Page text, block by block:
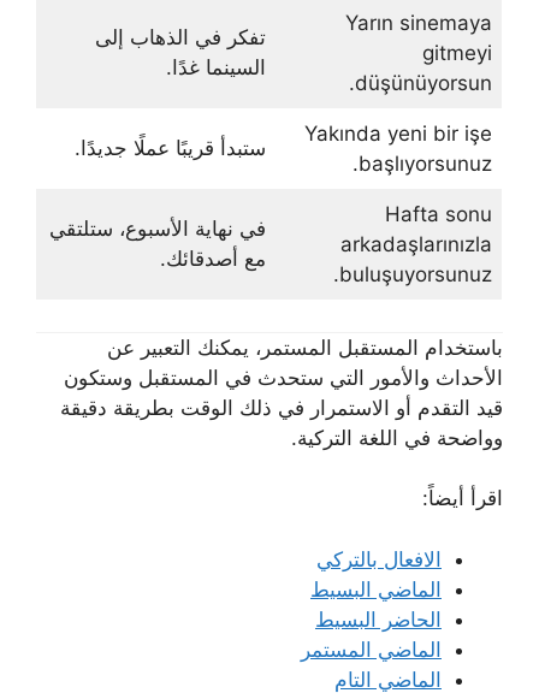
Yarın sinemaya
gitmeyi
düşünüyorsun.
تفكر في الذهاب إلى
السينما غدًا.
Yakında yeni bir işe
başlıyorsunuz.
ستبدأ قريبًا عملًا جديدًا.
Hafta sonu
arkadaşlarınızla
buluşuyorsunuz.
في نهاية الأسبوع، ستلتقي
مع أصدقائك.
باستخدام المستقبل المستمر، يمكنك التعبير عن
الأحداث والأمور التي ستحدث في المستقبل وستكون
قيد التقدم أو الاستمرار في ذلك الوقت بطريقة دقيقة
وواضحة في اللغة التركية.
اقرأ أيضاً:
الافعال بالتركي
الماضي البسيط
الحاضر البسيط
الماضي المستمر
الماضي التام